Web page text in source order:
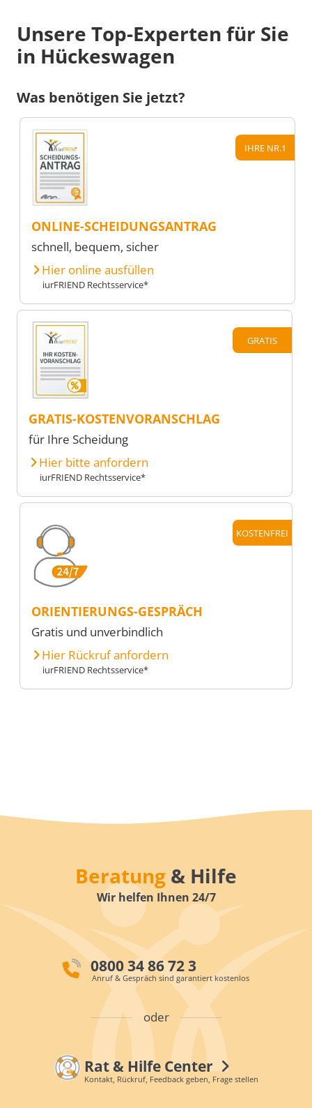
Unsere Top-Experten für Sie
in Hückeswagen
Was benötigen Sie jetzt?
IHRE NR.1
ONLINE-SCHEIDUNGSANTRAG
schnell, bequem, sicher
Hier online ausfüllen
iurFRIEND Rechtsservice*
GRATIS
GRATIS-KOSTENVORANSCHLAG
für Ihre Scheidung
Hier bitte anfordern
iurFRIEND Rechtsservice*
KOSTENFREI
ORIENTIERUNGS-GESPRÄCH
Gratis und unverbindlich
Hier Rückruf anfordern
iurFRIEND Rechtsservice*
Beratung & Hilfe
Wir helfen Ihnen 24/7
0800 34 86 72 3
Anruf & Gespräch sind garantiert kostenlos
oder
Rat & Hilfe Center
Kontakt, Rückruf, Feedback geben, Frage stellen